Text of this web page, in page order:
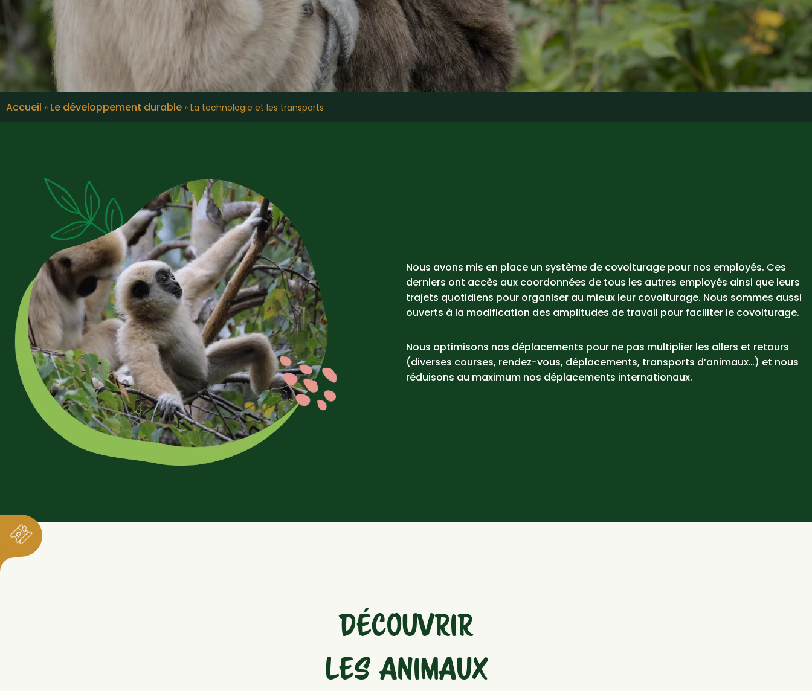
Accueil » Le développement durable » La technologie et les transports
Nous avons mis en place un système de covoiturage pour nos employés. Ces
derniers ont accès aux coordonnées de tous les autres employés ainsi que leurs
trajets quotidiens pour organiser au mieux leur covoiturage. Nous sommes aussi
ouverts à la modification des amplitudes de travail pour faciliter le covoiturage.
Nous optimisons nos déplacements pour ne pas multiplier les allers et retours
(diverses courses, rendez-vous, déplacements, transports d’animaux…) et nous
réduisons au maximum nos déplacements internationaux.
DÉCOUVRIR
LES ANIMAUX